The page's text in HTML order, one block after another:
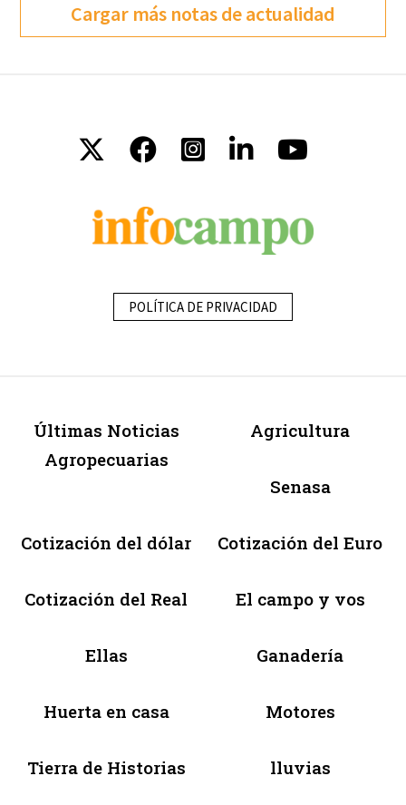
Cargar más notas de actualidad
POLÍTICA DE PRIVACIDAD
Últimas Noticias
Agropecuarias
Agricultura
Senasa
Cotización del dólar Cotización del Euro
Cotización del Real El campo y vos
Ellas Ganadería
Huerta en casa Motores
Tierra de Historias lluvias